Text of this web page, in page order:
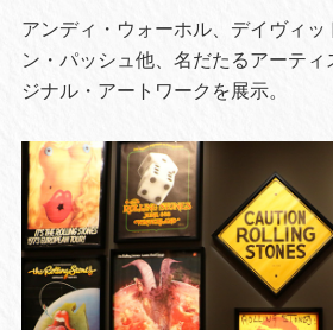
アンディ・ウォーホル、デイヴィッ
ン・パッシュ他、名だたるアーティ
ジナル・アートワークを展示。